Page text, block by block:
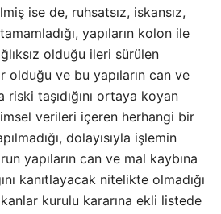
ise de, ruhsatsız, iskansız,
yapıların kolon ile
olduğu ileri sürülen
olduğu ve bu yapıların can ve
taşıdığını ortaya koyan
verileri içeren herhangi bir
dolayısıyla işlemin
yapıların can ve mal kaybına
kanıtlayacak nitelikte olmadığı
kurulu kararına ekli listede